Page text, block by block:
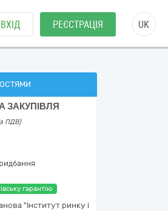
ВХІД РЕЄСТРАЦІЯ UK
ЗАКУПІВЛЯ
ПДВ)
гарантію
"Інститут ринку і